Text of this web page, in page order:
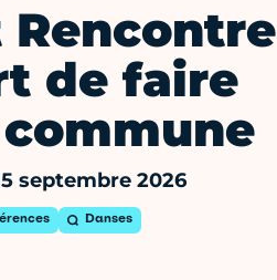
de faire
septembre 2026
Danses